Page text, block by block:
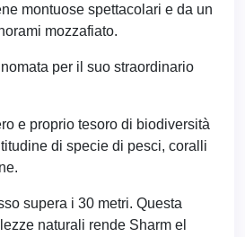
montuose spettacolari e da un
mozzafiato.
per il suo straordinario
e proprio tesoro di biodiversità
di specie di pesci, coralli
supera i 30 metri. Questa
naturali rende Sharm el